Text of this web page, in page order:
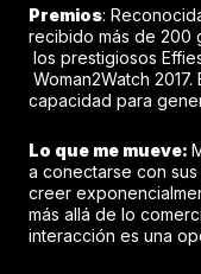
Premios:
recibido más de 200
los prestigiosos
Woman2Watch
capacidad para
Lo que me mueve:
a conectarse con
creer
más allá de lo
interacción es una